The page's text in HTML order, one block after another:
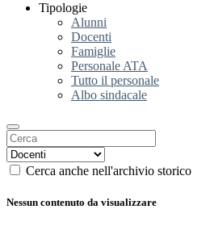
Tipologie
Alunni
Docenti
Famiglie
Personale ATA
Tutto il personale
Albo sindacale
Cerca anche nell'archivio storico
Nessun contenuto da visualizzare